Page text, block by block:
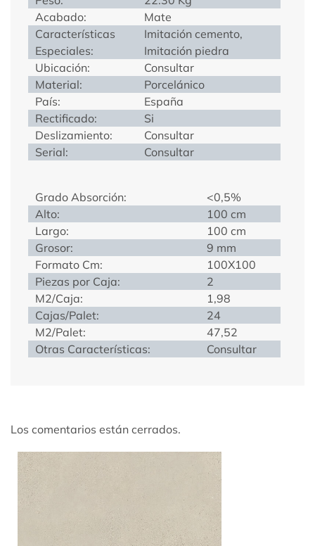
Acabado:
Mate
Características
Especiales:
Imitación cemento,
Imitación piedra
Ubicación:
Consultar
Material:
Porcelánico
País:
España
Rectificado:
Si
Deslizamiento:
Consultar
Serial:
Consultar
Grado Absorción:
<0,5%
Alto:
100 cm
Largo:
100 cm
Grosor:
9 mm
Formato Cm:
100X100
Piezas por Caja:
2
M2/Caja:
1,98
Cajas/Palet:
24
M2/Palet:
47,52
Otras Características:
Consultar
Los comentarios están cerrados.